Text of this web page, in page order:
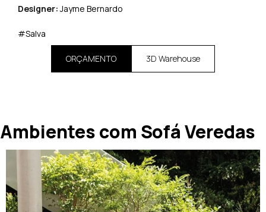
Designer:Jayme Bernardo
#Salva
ORÇAMENTO 3D Warehouse
Ambientes com Sofá Veredas